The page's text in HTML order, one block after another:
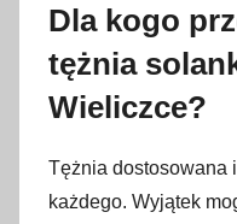
Dla kogo
tężnia
Wieliczce?
Tężnia dostosowana
każdego. Wyjątek